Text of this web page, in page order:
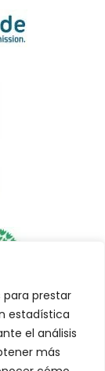
para prestar
estadística
el análisis
más
Policy
All rights